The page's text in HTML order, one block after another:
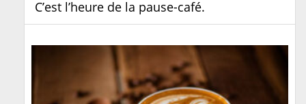
C’est l’heure de la pause-café.